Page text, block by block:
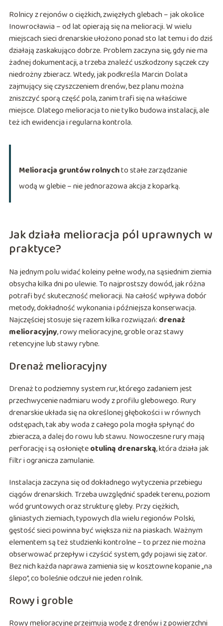
Rolnicy z rejonów o ciężkich, zwięzłych glebach – jak okolice
Inowrocławia – od lat opierają się na melioracji. W wielu
miejscach sieci drenarskie ułożono ponad sto lat temu i do dziś
działają zaskakująco dobrze. Problem zaczyna się, gdy nie ma
żadnej dokumentacji, a trzeba znaleźć uszkodzony sączek czy
niedrożny zbieracz. Wtedy, jak podkreśla Marcin Dolata
zajmujący się czyszczeniem drenów, bez planu można
zniszczyć sporą część pola, zanim trafi się na właściwe
miejsce. Dlatego melioracja to nie tylko budowa instalacji, ale
też ich ewidencja i regularna kontrola.
Melioracja gruntów rolnychto stałe zarządzanie
wodą w glebie – nie jednorazowa akcja z koparką.
Jak działa melioracja pól uprawnych w
praktyce?
Na jednym polu widać koleiny pełne wody, na sąsiednim ziemia
obsycha kilka dni po ulewie. To najprostszy dowód, jak różna
potrafi być skuteczność melioracji. Na całość wpływa dobór
metody, dokładność wykonania i późniejsza konserwacja.
Najczęściej stosuje się razem kilka rozwiązań: drenaż
melioracyjny, rowy melioracyjne, groble oraz stawy
retencyjne lub stawy rybne.
Drenaż melioracyjny
Drenaż to podziemny system rur, którego zadaniem jest
przechwycenie nadmiaru wody z profilu glebowego. Rury
drenarskie układa się na określonej głębokości i w równych
odstępach, tak aby woda z całego pola mogła spłynąć do
zbieracza, a dalej do rowu lub stawu. Nowoczesne rury mają
perforację i są osłonięteotuliną drenarską, która działa jak
filtr i ogranicza zamulanie.
Instalacja zaczyna się od dokładnego wytyczenia przebiegu
ciągów drenarskich. Trzeba uwzględnić spadek terenu, poziom
wód gruntowych oraz strukturę gleby. Przy ciężkich,
gliniastych ziemiach, typowych dla wielu regionów Polski,
gęstość sieci powinna być większa niż na piaskach. Ważnym
elementem są też studzienki kontrolne – to przez nie można
obserwować przepływ i czyścić system, gdy pojawi się zator.
Bez nich każda naprawa zamienia się w kosztowne kopanie „na
ślepo”, co boleśnie odczuł nie jeden rolnik.
Rowy i groble
Rowy melioracyjne przejmują wodę z drenów i z powierzchni